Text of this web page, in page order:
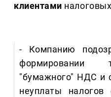
клиентами
- Компанию
формировании
"бумажного" НДС и
неуплаты